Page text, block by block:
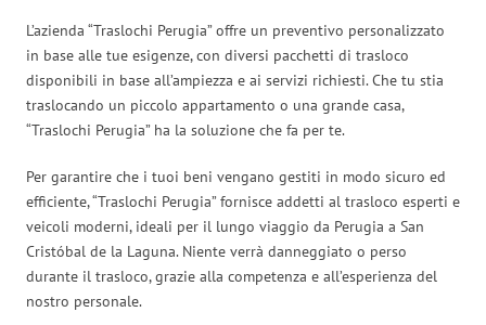
L’azienda “Traslochi Perugia” offre un preventivo personalizzato
in base alle tue esigenze, con diversi pacchetti di trasloco
disponibili in base all’ampiezza e ai servizi richiesti. Che tu stia
traslocando un piccolo appartamento o una grande casa,
“Traslochi Perugia” ha la soluzione che fa per te.
Per garantire che i tuoi beni vengano gestiti in modo sicuro ed
efficiente, “Traslochi Perugia” fornisce addetti al trasloco esperti e
veicoli moderni, ideali per il lungo viaggio da Perugia a San
Cristóbal de la Laguna. Niente verrà danneggiato o perso
durante il trasloco, grazie alla competenza e all’esperienza del
nostro personale.